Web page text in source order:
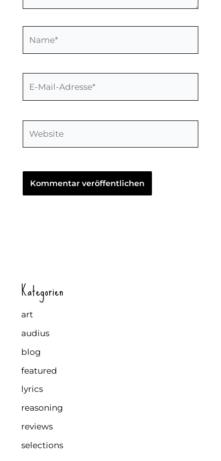
Kategorien
art
audius
blog
featured
lyrics
reasoning
reviews
selections